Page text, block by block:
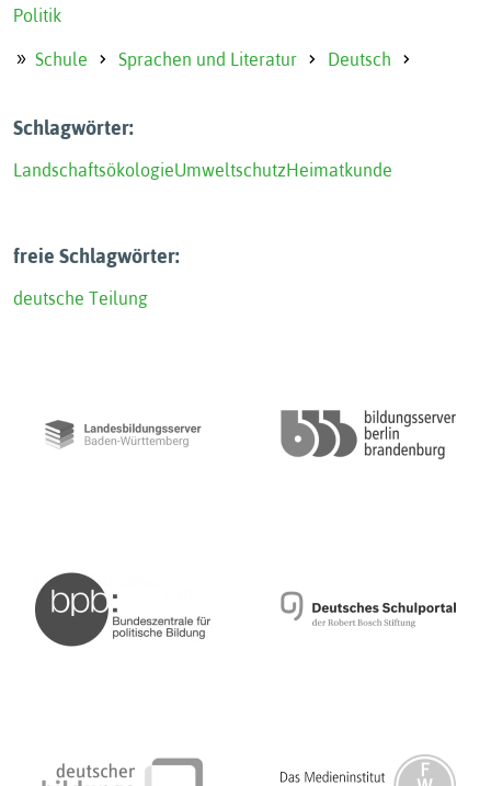
Politik
Schule Sprachen und Literatur Deutsch
Schlagwörter:
LandschaftsökologieUmweltschutzHeimatkunde
freie Schlagwörter:
deutsche Teilung